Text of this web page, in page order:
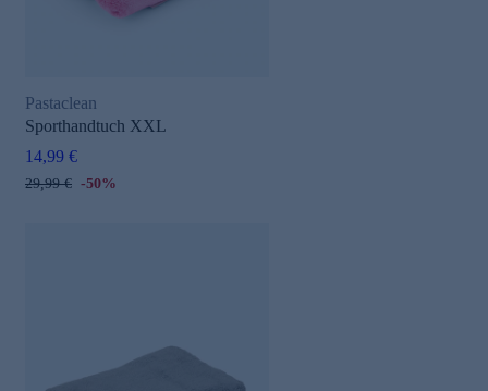
Pastaclean
Sporthandtuch XXL
14,99 €
29,99 € -50%